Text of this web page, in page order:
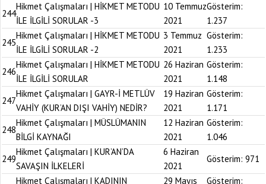
244
Hikmet Çalışmaları | HİKMET METODU
İLE İLGİLİ SORULAR -3
10 Temmuz
2021
Gösterim:
1.237
245
Hikmet Çalışmaları | HİKMET METODU
İLE İLGİLİ SORULAR -2
3 Temmuz
2021
Gösterim:
1.233
246
Hikmet Çalışmaları | HİKMET METODU
İLE İLGİLİ SORULAR
26 Haziran
2021
Gösterim:
1.148
247
Hikmet Çalışmaları | GAYR-İ METLÜV
VAHİY (KUR’AN DIŞI VAHİY) NEDİR?
19 Haziran
2021
Gösterim:
1.171
248
Hikmet Çalışmaları | MÜSLÜMANIN
BİLGİ KAYNAĞI
12 Haziran
2021
Gösterim:
1.046
249
Hikmet Çalışmaları | KUR’AN’DA
SAVAŞIN İLKELERİ
6 Haziran
2021
Gösterim: 971
Hikmet Çalışmaları | KADININ
29 Mayıs
Gösterim: